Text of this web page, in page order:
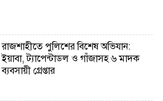
রাজশাহীতে পুলিশের বিশেষ অভিযান:
ইয়াবা, ট্যাপেন্টাডল ও গাঁজাসহ ৬ মাদক
ব্যবসায়ী গ্রেপ্তার